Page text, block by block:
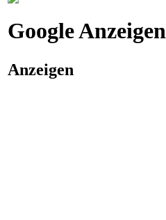
Google Anzeigen
Anzeigen